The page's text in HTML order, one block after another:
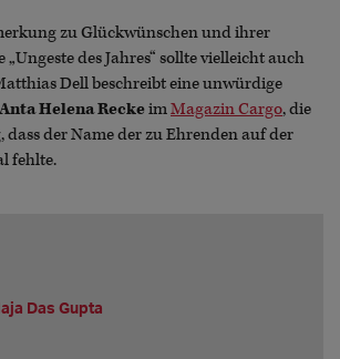
zu Glückwünschen und ihrer
des Jahres“ sollte vielleicht auch
Dell beschreibt eine unwürdige
Anta Helena ReckeimMagazin Cargo, die
der Name der zu Ehrenden auf der
fehlte.
Das Gupta